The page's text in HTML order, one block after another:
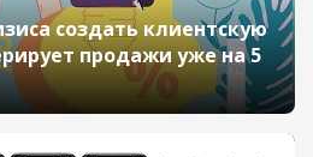
создать клиентскую
продажи уже на 5